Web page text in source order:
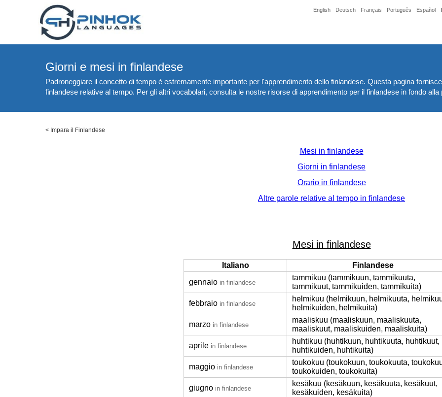
English Deutsch Français Português Español
Giorni e mesi in finlandese
Padroneggiare il concetto di tempo è estremamente importante per l'apprendimento dello finlandese. Questa pagina
finlandese relative al tempo. Per gli altri vocabolari, consulta le nostre risorse di apprendimento per il finlandese in fondo alla
< Impara il Finlandese
Mesi in finlandese
Giorni in finlandese
Orario in finlandese
Altre parole relative al tempo in finlandese
Mesi in finlandese
Italiano
Finlandese
gennaio in finlandese
tammikuu (tammikuun, tammikuuta,
tammikuut, tammikuiden, tammikuita)
febbraio in finlandese
helmikuu (helmikuun, helmikuuta,
helmikuiden, helmikuita)
marzo in finlandese
maaliskuu (maaliskuun, maaliskuuta,
maaliskuut, maaliskuiden, maaliskuita)
aprile in finlandese
huhtikuu (huhtikuun, huhtikuuta, huhtikuut,
huhtikuiden, huhtikuita)
maggio in finlandese
toukokuu (toukokuun, toukokuuta,
toukokuiden, toukokuita)
giugno in finlandese
kesäkuu (kesäkuun, kesäkuuta, kesäkuut,
kesäkuiden, kesäkuita)